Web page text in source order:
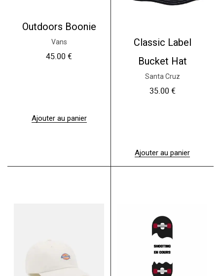
Outdoors Boonie
Vans
45.00 €
Ajouter au panier
Classic Label
Bucket Hat
Santa Cruz
35.00 €
Ajouter au panier